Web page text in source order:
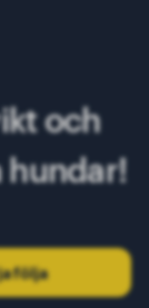
och
hundar!
följa